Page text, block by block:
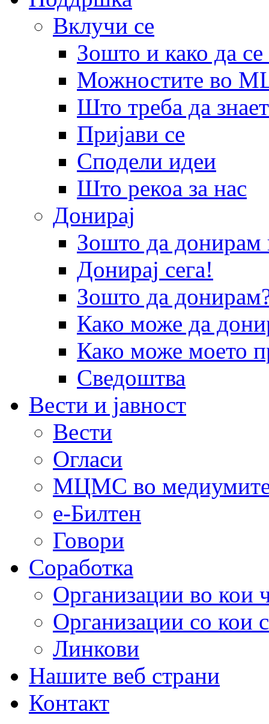
Вклучи се
Зошто и како да
Можностите во
Што треба да
Пријави се
Сподели идеи
Што рекоа за нас
Донирај
Зошто да
Донирај сега!
Зошто да
Како може да
Како може моето
Сведоштва
Вести и јавност
Вести
Огласи
МЦМС во
е-Билтен
Говори
Соработка
Организации во кои
Организации со кои
Линкови
Нашите веб страни
Контакт